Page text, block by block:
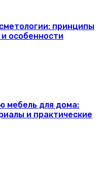
принципы
особенности
мебель для дома:
и практические